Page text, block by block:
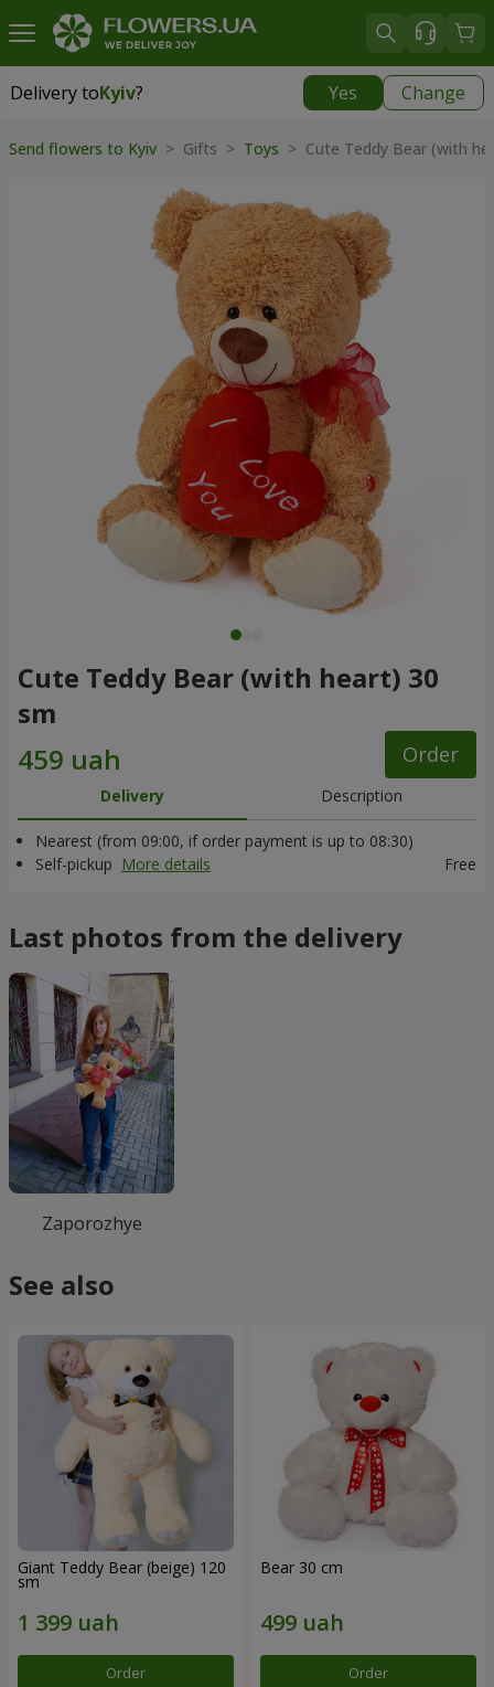
Delivery toKyiv? Yes Change
Delivery toKyiv
Send flowers to Kyiv > Gifts > Toys > Cute Teddy Bear (with
Cute Teddy Bear (with heart) 30
sm
Order
Delivery Description
Nearest (from 09:00, if order payment is up to 08:30)
Self-pickup More details Free
Last photos from the delivery
Zaporozhye
See also
Giant Teddy Bear (beige) 120
sm
Order
Bear 30 cm
Order